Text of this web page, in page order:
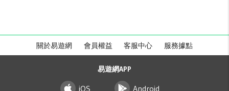
關於易遊網 會員權益 客服中心 服務據點
易遊網APP
iOS Android